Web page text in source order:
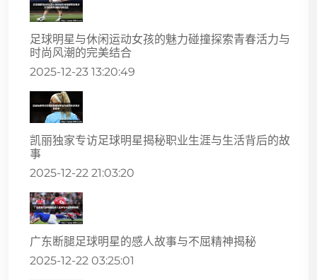
足球明星与休闲运动女孩的魅力碰撞探索青春活力与
时尚风潮的完美结合
2025-12-23 13:20:49
凯丽独家专访足球明星揭秘职业生涯与生活背后的故
事
2025-12-22 21:03:20
广东断腿足球明星的感人故事与不屈精神揭秘
2025-12-22 03:25:01